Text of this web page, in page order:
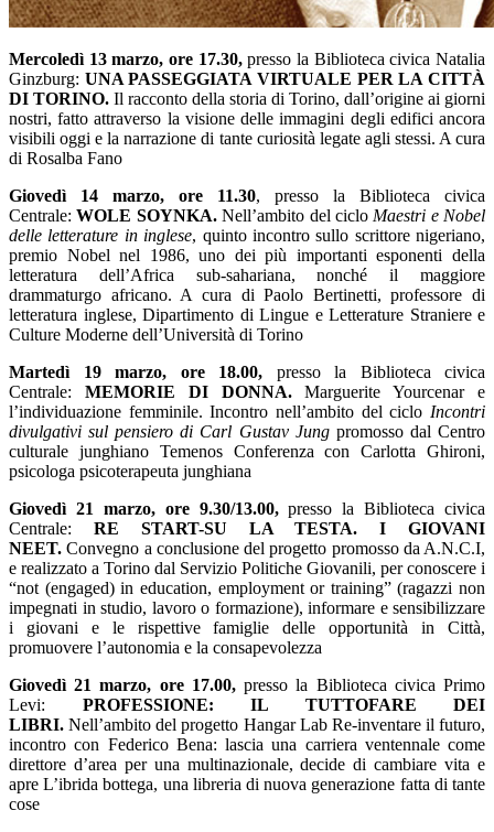
Mercoledì 13 marzo, ore 17.30,presso la Biblioteca civica Natalia
Ginzburg: UNA PASSEGGIATA VIRTUALE PER LA CITTÀ
DI TORINO. Il racconto della storia di Torino, dall’origine ai giorni
nostri, fatto attraverso la visione delle immagini degli edifici ancora
visibili oggi e la narrazione di tante curiosità legate agli stessi. A cura
di Rosalba Fano
Giovedì 14 marzo, ore 11.30, presso la Biblioteca civica
Centrale:WOLE SOYNKA.Nell’ambito del ciclo Maestri e Nobel
delle letterature in inglese, quinto incontro sullo scrittore nigeriano,
premio Nobel nel 1986, uno dei più importanti esponenti della
letteratura dell’Africa sub-sahariana, nonché il maggiore
drammaturgo africano. A cura di Paolo Bertinetti, professore di
letteratura inglese, Dipartimento di Lingue e Letterature Straniere e
Culture Moderne dell’Università di Torino
Martedì 19 marzo, ore 18.00, presso la Biblioteca civica
Centrale: MEMORIE DI DONNA.Marguerite Yourcenar e
l’individuazione femminile. Incontro nell’ambito del ciclo Incontri
divulgativi sulpensiero di Carl Gustav Jung promosso dal Centro
culturale junghiano Temenos Conferenza con Carlotta Ghironi,
psicologa psicoterapeuta junghiana
Giovedì 21 marzo, ore 9.30/13.00,presso la Biblioteca civica
Centrale: RE START-SU LA TESTA. I GIOVANI
NEET.Convegno a conclusione del progetto promosso da A.N.C.I,
e realizzato a Torino dal Servizio Politiche Giovanili, per conoscere i
“not (engaged) in education, employment or training” (ragazzi non
impegnati in studio, lavoro o formazione), informare e sensibilizzare
i giovani e le rispettive famiglie delle opportunità in Città,
promuovere l’autonomia e la consapevolezza
Giovedì 21 marzo, ore 17.00,presso la Biblioteca civica Primo
Levi: PROFESSIONE: IL TUTTOFARE DEI
LIBRI.Nell’ambito del progetto Hangar Lab Re-inventare il futuro,
incontro con Federico Bena: lascia una carriera ventennale come
direttore d’area per una multinazionale, decide di cambiare vita e
apre L’ibrida bottega, una libreria di nuova generazione fatta di tante
cose